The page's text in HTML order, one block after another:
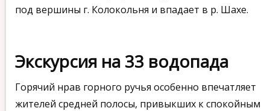
под вершины г. Колокольня и впадает в р. Шахе.
Экскурсия на 33 водопада
Горячий нрав горного ручья особенно впечатляет
жителей средней полосы, привыкших к спокойным